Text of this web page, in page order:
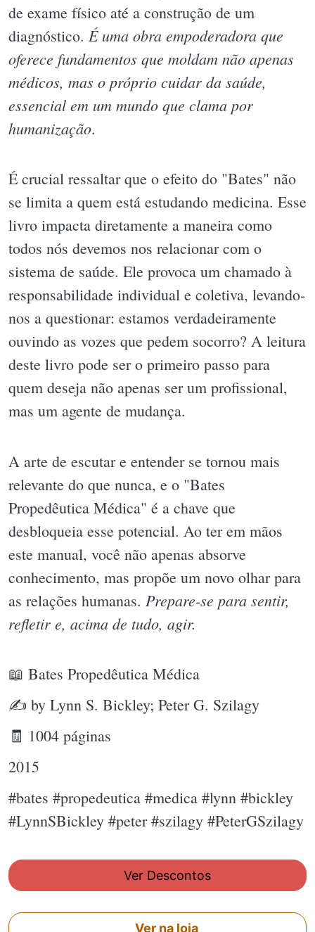
de exame físico até a construção de um
diagnóstico. É uma obra empoderadora que
oferece fundamentos que moldam não apenas
médicos, mas o próprio cuidar da saúde,
essencial em um mundo que clama por
humanização.
É crucial ressaltar que o efeito do "Bates" não
se limita a quem está estudando medicina. Esse
livro impacta diretamente a maneira como
todos nós devemos nos relacionar com o
sistema de saúde. Ele provoca um chamado à
responsabilidade individual e coletiva, levando-
nos a questionar: estamos verdadeiramente
ouvindo as vozes que pedem socorro? A leitura
deste livro pode ser o primeiro passo para
quem deseja não apenas ser um profissional,
mas um agente de mudança.
A arte de escutar e entender se tornou mais
relevante do que nunca, e o "Bates
Propedêutica Médica" é a chave que
desbloqueia esse potencial. Ao ter em mãos
este manual, você não apenas absorve
conhecimento, mas propõe um novo olhar para
as relações humanas. Prepare-se para sentir,
refletir e, acima de tudo, agir.
📖 Bates Propedêutica Médica
✍ by Lynn S. Bickley; Peter G. Szilagy
🧾 1004 páginas
2015
#bates #propedeutica #medica #lynn #bickley
#LynnSBickley #peter #szilagy #PeterGSzilagy
Ver Descontos
Ver na loja